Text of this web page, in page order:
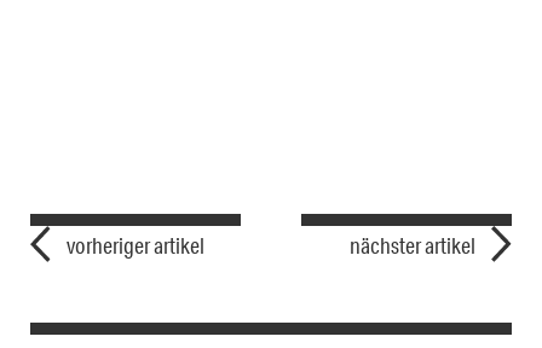
vorheriger artikel nächster artikel